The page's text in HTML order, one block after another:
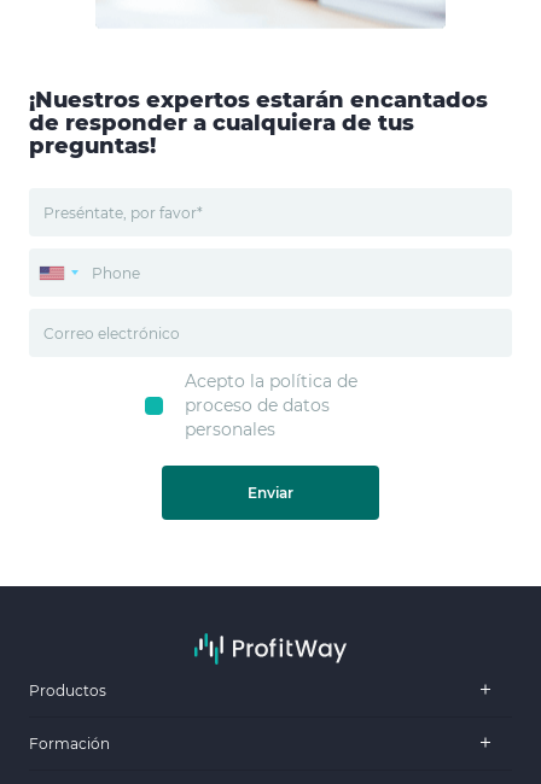
¡Nuestros expertos estarán encantados
de responder a cualquiera de tus
preguntas!
Acepto la política de
proceso de datos
personales
Enviar
Productos
Formación